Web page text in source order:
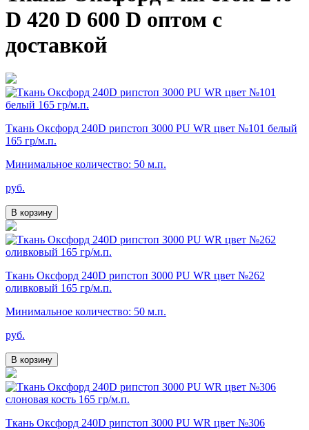
D 420 D 600 D оптом с
доставкой
Ткань Оксфорд 240D рипстоп 3000 PU WR цвет №101 белый
165 гр/м.п.
Минимальное количество: 50 м.п.
руб.
В корзину
Ткань Оксфорд 240D рипстоп 3000 PU WR цвет №262
оливковый 165 гр/м.п.
Минимальное количество: 50 м.п.
руб.
В корзину
Ткань Оксфорд 240D рипстоп 3000 PU WR цвет №306